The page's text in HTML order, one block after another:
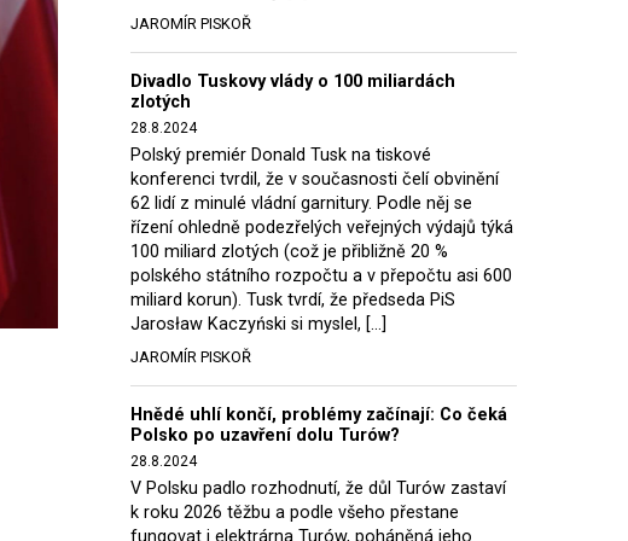
JAROMÍR PISKOŘ
Divadlo Tuskovy vlády o 100 miliardách
zlotých
28.8.2024
Polský premiér Donald Tusk na tiskové
konferenci tvrdil, že v současnosti čelí obvinění
62 lidí z minulé vládní garnitury. Podle něj se
řízení ohledně podezřelých veřejných výdajů týká
100 miliard zlotých (což je přibližně 20 %
polského státního rozpočtu a v přepočtu asi 600
miliard korun). Tusk tvrdí, že předseda PiS
Jarosław Kaczyński si myslel, […]
JAROMÍR PISKOŘ
Hnědé uhlí končí, problémy začínají: Co čeká
Polsko po uzavření dolu Turów?
28.8.2024
V Polsku padlo rozhodnutí, že důl Turów zastaví
k roku 2026 těžbu a podle všeho přestane
fungovat i elektrárna Turów, poháněná jeho